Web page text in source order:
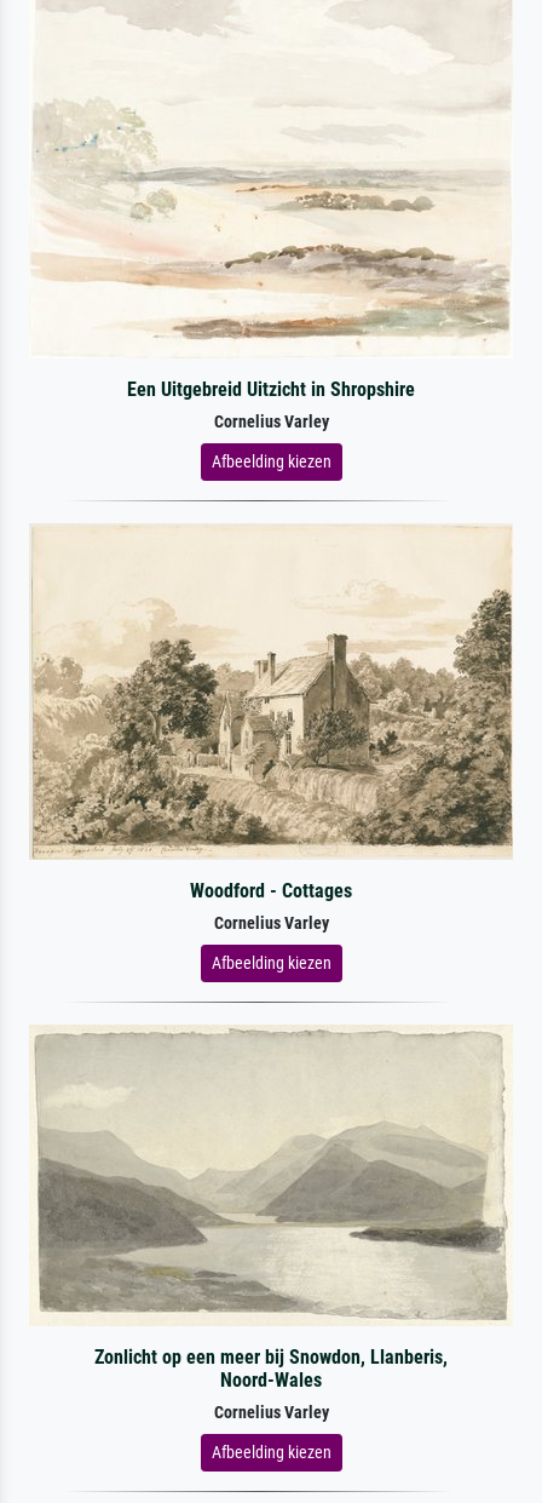
Een Uitgebreid Uitzicht in Shropshire
Cornelius Varley
Afbeelding kiezen
Woodford - Cottages
Cornelius Varley
Afbeelding kiezen
Zonlicht op een meer bij Snowdon, Llanberis,
Noord-Wales
Cornelius Varley
Afbeelding kiezen